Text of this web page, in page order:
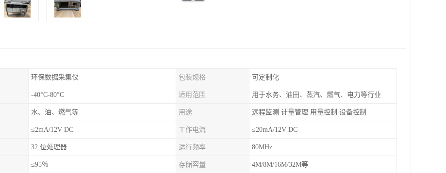
环保数据采集仪 包装规格 可定制化
-40°C-80°C 适用范围 用于水务、油田、蒸汽、燃气、电力等行业
水、油、燃气等 用途 远程监测 计量管理 用量控制 设备控制
≤2mA/12V DC 工作电流 ≤20mA/12V DC
32 位处理器 运行频率 80MHz
≤95％ 存储容量 4M/8M/16M/32M等